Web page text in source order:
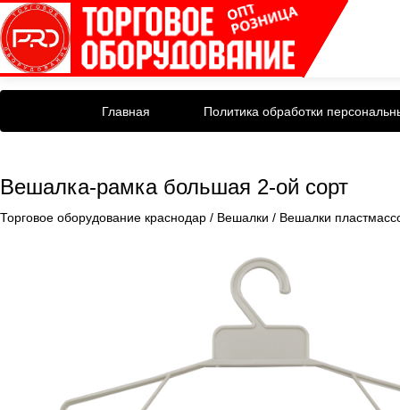
Главная Политика обработки
Вешалка-рамка большая 2-ой сорт
Торговое оборудование краснодар / Вешалки / Вешалки